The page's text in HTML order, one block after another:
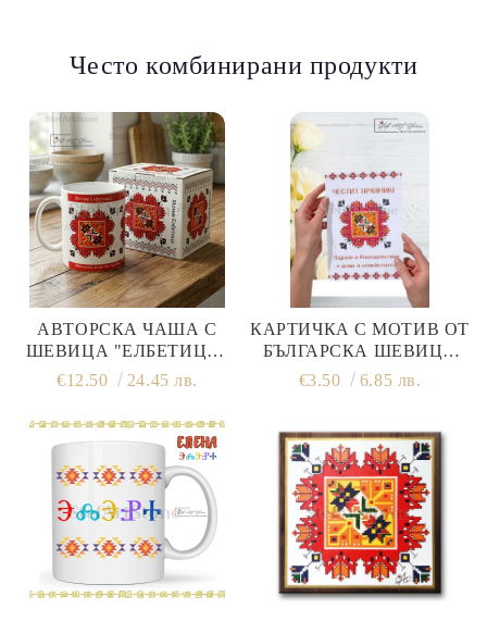
Често комбинирани продукти
АВТОРСКА ЧАША С
ШЕВИЦА "ЕЛБЕТИЦА"
(МОДЕЛ NO2) – ЗНАК ЗА
€12.50 24.45 лв.
КАРТИЧКА С МОТИВ ОТ
БЪЛГАРСКА ШЕВИЦА
ЕЛБЕТИЦА
€3.50 6.85 лв.